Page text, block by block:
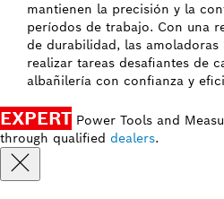
mantienen la precisión y la
períodos de trabajo. Con una
de durabilidad, las amoladoras
realizar tareas desafiantes de
albañilería con confianza y
EXPERT Power Tools and
through qualified dealers.